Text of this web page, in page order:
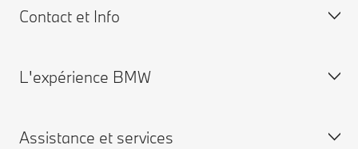
Contact et Info
FAQ
Demander une offre
L'expérience BMW
BMW Group
Assistance et services